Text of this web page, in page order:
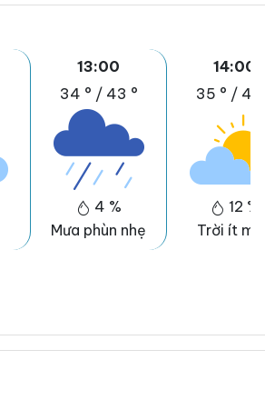
13:00
34 ° / 43 °
4 %
Mưa phùn nhẹ
14:00
35 ° / 43 °
12 %
Trời ít mây